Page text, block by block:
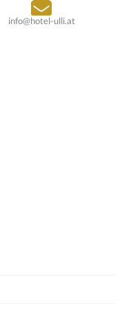
info@hotel-ulli.at